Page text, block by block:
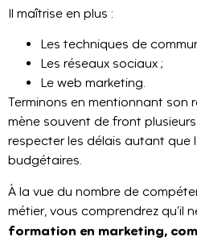
Il maîtrise en plus :
Les techniques de
Les réseaux sociaux ;
Le web marketing.
Terminons en mentionnant son
mène souvent de front
respecter les délais autant que
budgétaires.
À la vue du nombre de
métier, vous comprendrez qu’il
formation en marketing,